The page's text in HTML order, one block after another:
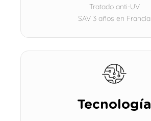
Tratado anti-UV
SAV 3 años en Francia
Tecnología